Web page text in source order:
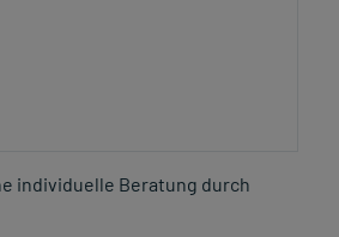
individuelle Beratung durch